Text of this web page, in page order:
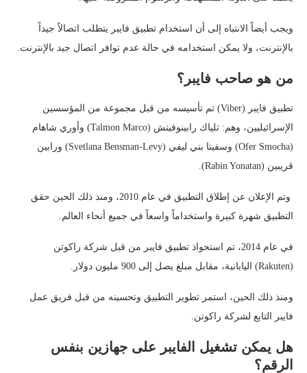
ويجب أيضاً الانتباه إلى أن استخدام تطبيق فايبر يتطلب اتصالاً جيداً
بالإنترنت، ولا يمكن استخدامه في حالة عدم توافر اتصال جيد بالإنترنت.
من هو صاحب فايبر؟
تطبيق فايبر (Viber) تم تأسيسه من قبل مجموعة من المؤسسين
الإسرائيليين، وهم: تلياك رابينوفيتش (Talmon Marco) وأوري شاهام
(Ofer Smocha) وسفيتا بني ليفي (Svetlana Bensman-Levy) ورابين
قريبين (Rabin Yonatan).
وتم الإعلان عن إطلاق التطبيق في عام 2010، ومنذ ذلك الحين حقق
التطبيق شهرة كبيرة واستخداماً واسعاً في جميع أنحاء العالم.
في عام 2014، تم استحواذ تطبيق فايبر من قبل شركة راكوتن
(Rakuten) اليابانية، مقابل مبلغ يصل إلى 900 مليون دولار.
ومنذ ذلك الحين، استمر تطوير التطبيق وتحسينه من قبل فريق عمل
فايبر التابع لشركة راكوتن.
هل يمكن تشغيل الفايبر على جهازين بنفس
الرقم؟